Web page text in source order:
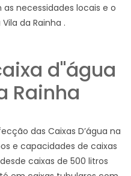
necessidades locais e o
da Rainha .
d"água
Rainha
das Caixas D’água na
e capacidades de caixas
caixas de 500 litros